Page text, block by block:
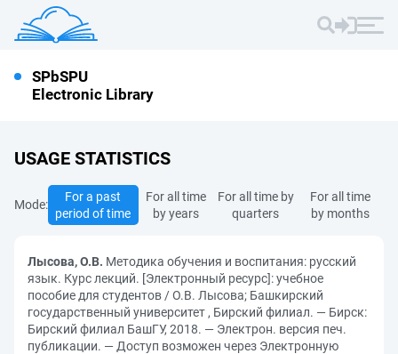
SPbSPU
Electronic Library
USAGE STATISTICS
Mode:
For a past
period of time
For all time
by years
For all time by
quarters
For all time
by months
Лысова, О.В. Методика обучения и воспитания: русский
язык. Курс лекций. [Электронный ресурс]: учебное
пособие для студентов / О.В. Лысова; Башкирский
государственный университет , Бирский филиал. — Бирск:
Бирский филиал БашГУ, 2018. — Электрон. версия печ.
публикации. — Доступ возможен через Электронную